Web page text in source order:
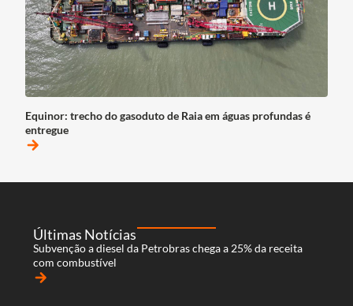
Equinor: trecho do gasoduto de Raia em águas profundas é
entregue
arrow_forward
Últimas Notícias
Subvenção a diesel da Petrobras chega a 25% da receita
com combustível
arrow_forward